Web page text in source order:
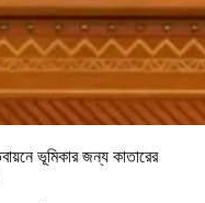
ভূমিকার জন্য কাতারের